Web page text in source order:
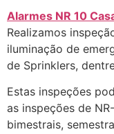
Alarmes NR 10
Realizamos
iluminação de
de Sprinklers,
Estas inspeções
as inspeções de
bimestrais,